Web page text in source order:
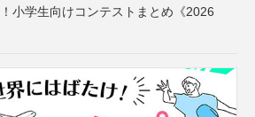
小学生向けコンテストまとめ《2026